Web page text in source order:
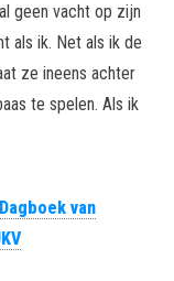
geen vacht op zijn
als ik. Net als ik de
ze ineens achter
te spelen. Als ik
Dagboek van